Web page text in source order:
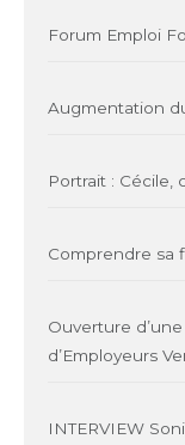
Forum Emploi
Augmentation
Portrait :
Comprendre sa
Ouverture
d’Employeurs
INTERVIEW